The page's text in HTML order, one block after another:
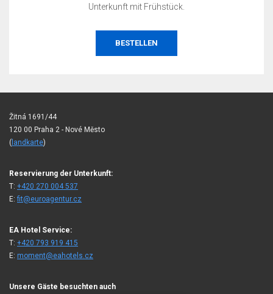
Unterkunft mit Frühstück.
BESTELLEN
Žitná 1691/44
120 00 Praha 2 - Nové Město
( landkarte)
Reservierung der Unterkunft:
T: +420 270 004 537
E:fit@euroagentur.cz
EA Hotel Service:
T: +420 793 919 415
E: moment@eahotels.cz
Unsere Gäste besuchten auch